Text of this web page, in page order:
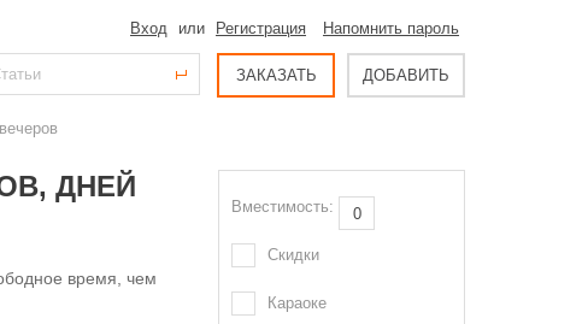
Вход или Регистрация Напомнить пароль
ЗАКАЗАТЬ ДОБАВИТЬ
ДНЕЙ
время, чем
Вместимость:
Скидки
Караоке